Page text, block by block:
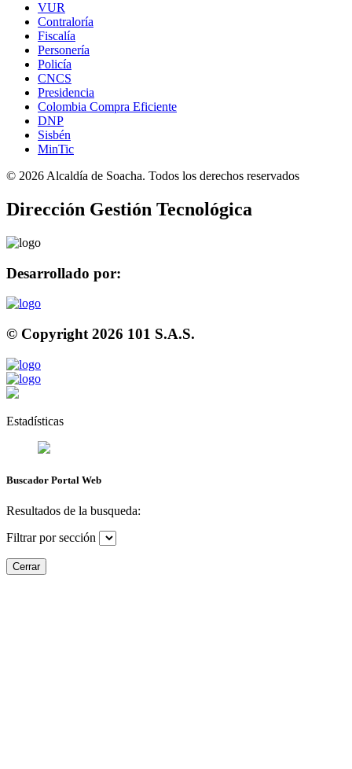
VUR
Contraloría
Fiscalía
Personería
Policía
CNCS
Presidencia
Colombia Compra Eficiente
DNP
Sisbén
MinTic
© 2026 Alcaldía de Soacha. Todos los derechos reservados
Dirección Gestión Tecnológica
Desarrollado por:
© Copyright 2026 101 S.A.S.
Estadísticas
Buscador Portal Web
Resultados de la busqueda:
Filtrar por sección
Cerrar